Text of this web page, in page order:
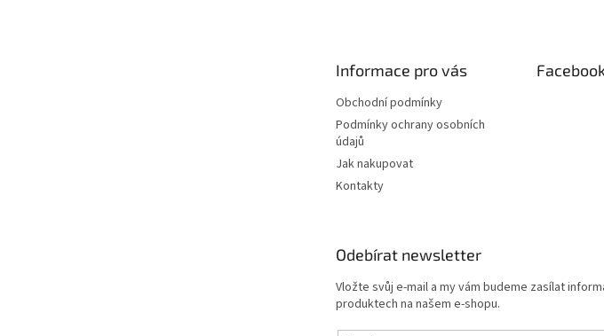
Informace pro vás
Obchodní podmínky
Podmínky ochrany osobních
údajů
Jak nakupovat
Kontakty
Odebírat newsletter
Vložte svůj e-mail a my vám budeme zasílat
produktech na našem e-shopu.